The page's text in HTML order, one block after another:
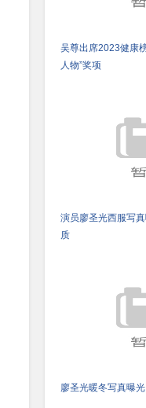
吴尊出席2023健康
人物”奖项
演员廖圣光西服写
质
廖圣光暖冬写真曝